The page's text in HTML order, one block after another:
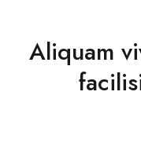
Aliquam